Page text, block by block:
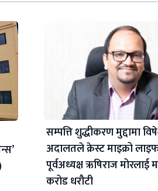
सम्पत्ति शुद्धीकरण मुद्दामा
अदालतले क्रेस्ट माइक्रो
पूर्वअध्यक्ष ऋषिराज मोरलाई
करोड धरौटी